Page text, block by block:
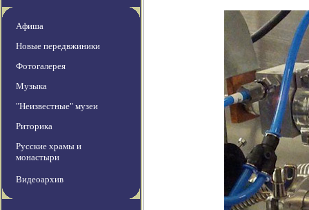
Афиша
Новые передвжиники
Фотогалерея
Музыка
"Неизвестные" музеи
Риторика
Русские храмы и
монастыри
Видеоархив